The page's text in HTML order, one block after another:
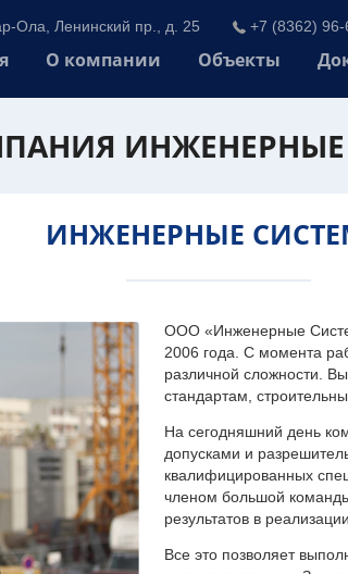
Ола, Ленинский пр., д. 25 +7 (8362)
О компании Объекты
ИНЖЕНЕРНЫЕ
ООО «Инженерные
2006 года. С момента
различной сложности.
стандартам,
На сегодняшний день
допусками и
квалифицированных
членом большой
результатов в
Все это позволяет